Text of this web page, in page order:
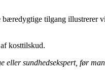
tilgang illustrerer
kosttilskud.
sundhedsekspert, før